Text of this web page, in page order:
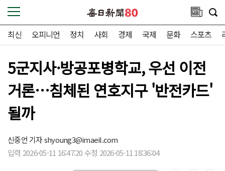
최신 오피니언 정치 사회 경제 국제 문화 스포츠
5군지사·방공포병학교, 우선 이전
거론…침체된 연호지구 '반전카드'
될까
신중언 기자shyoung3@imaeil.com
입력 2026-05-11 16:47:20 수정 2026-05-11 18:36:04